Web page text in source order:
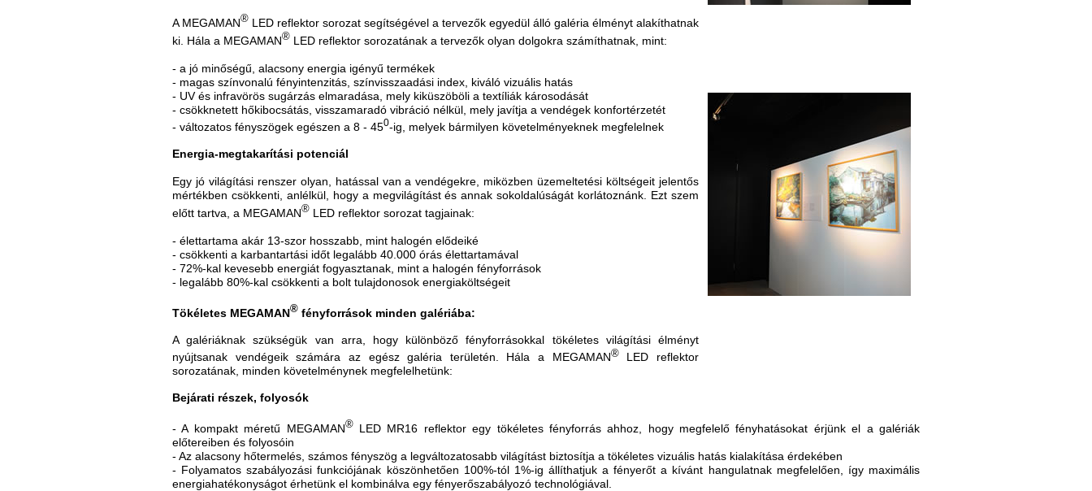
A MEGAMAN® LED reflektor sorozat segítségével a tervezők egyedül álló galéria élményt alakíthatnak
ki. Hála a MEGAMAN® LED reflektor sorozatának a tervezők olyan dolgokra számíthatnak, mint:
- a jó minőségű, alacsony energia igényű termékek
- magas színvonalú fényintenzitás, színvisszaadási index, kiváló vizuális hatás
- UV és infravörös sugárzás elmaradása, mely kiküszöböli a textíliák károsodását
- csökknetett hőkibocsátás, visszamaradó vibráció nélkül, mely javítja a vendégek konfortérzetét
- változatos fényszögek egészen a 8 - 450-ig, melyek bármilyen követelményeknek megfelelnek
Energia-megtakarítási potenciál
Egy jó világítási renszer olyan, hatással van a vendégekre, miközben üzemeltetési költségeit jelentős
mértékben csökkenti, anlélkül, hogy a megvilágítást és annak sokoldalúságát korlátoznánk. Ezt szem
előtt tartva, a MEGAMAN® LED reflektor sorozat tagjainak:
- élettartama akár 13-szor hosszabb, mint halogén elődeiké
- csökkenti a karbantartási időt legalább 40.000 órás élettartamával
- 72%-kal kevesebb energiát fogyasztanak, mint a halogén fényforrások
- legalább 80%-kal csökkenti a bolt tulajdonosok energiaköltségeit
Tökéletes MEGAMAN® fényforrások minden galériába:
A galériáknak szükségük van arra, hogy különböző fényforrásokkal tökéletes világítási élményt
nyújtsanak vendégeik számára az egész galéria területén. Hála a MEGAMAN®LED reflektor
sorozatának, minden követelménynek megfelelhetünk:
Bejárati részek, folyosók
- A kompakt méretű MEGAMAN®LED MR16 reflektor egy tökéletes fényforrás ahhoz, hogy megfelelő fényhatásokat érjünk el a galériák
előtereiben és folyosóin
- Az alacsony hőtermelés, számos fényszög a legváltozatosabb világítást biztosítja a tökéletes vizuális hatás kialakítása érdekében
- Folyamatos szabályozási funkciójának köszönhetően 100%-tól 1%-ig állíthatjuk a fényerőt a kívánt hangulatnak megfelelően, így maximális
energiahatékonyságot érhetünk el kombinálva egy fényerőszabályozó technológiával.